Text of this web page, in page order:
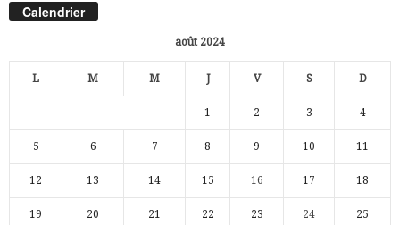
Calendrier
août 2024
L M M J V S D
1 2 3 4
5 6 7 8 9 10 11
12 13 14 15 16 17 18
19 20 21 22 23 24 25